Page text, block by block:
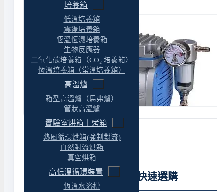
培養箱
低溫培養箱
震盪培養箱
恆溫恆濕培養箱
生物反應器
二氧化碳培養箱（CO₂ 培養箱）
恆溫培養箱（常溫培養箱）
高溫爐
箱型高溫爐（馬弗爐）
管狀高溫爐
實驗室烘箱｜烤箱
熱風循環烘箱(強制對流)
自然對流烘箱
真空烘箱
高低溫循環裝置
恆溫水浴槽
無油隔膜式真空幫浦快速選購